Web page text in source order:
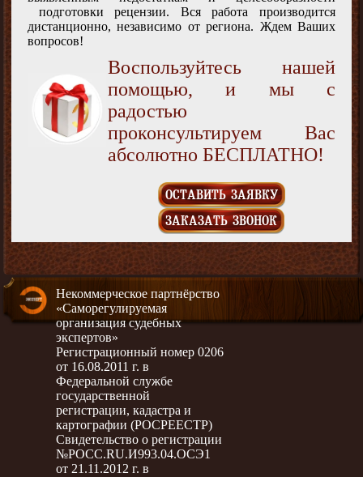
подготовки рецензии. Вся работа производится
дистанционно, независимо от региона. Ждем Ваших
вопросов!
Воспользуйтесь нашей
помощью, и мы с
радостью
проконсультируем Вас
абсолютно БЕСПЛАТНО!
ОСТАВИТЬ ЗАЯВКУ
ЗАКАЗАТЬ ЗВОНОК
Некоммерческое партнёрство
«Саморегулируемая
организация судебных
экспертов»
Регистрационный номер 0206
от 16.08.2011 г. в
Федеральной службе
государственной
регистрации, кадастра и
картографии (РОСРЕЕСТР)
Свидетельство о регистрации
№РОСС.RU.И993.04.ОСЭ1
от 21.11.2012 г. в